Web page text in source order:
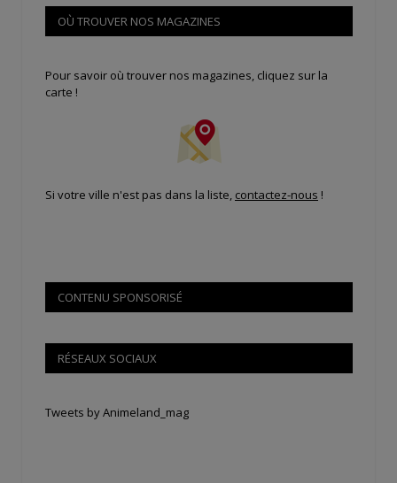
OÙ TROUVER NOS MAGAZINES
Pour savoir où trouver nos magazines, cliquez sur la
carte !
Si votre ville n'est pas dans la liste, contactez-nous !
CONTENU SPONSORISÉ
RÉSEAUX SOCIAUX
Tweets by Animeland_mag